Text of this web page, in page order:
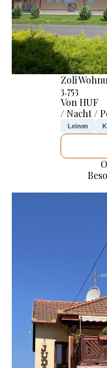
Zoli
3.753
Von HUF
/ Nacht /
Leinen